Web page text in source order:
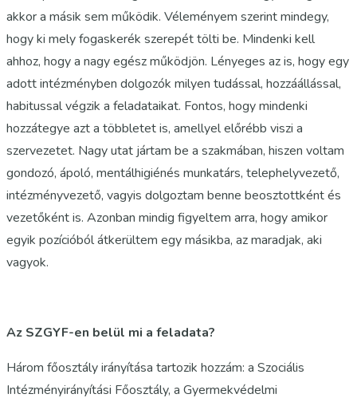
akkor a másik sem működik. Véleményem szerint mindegy,
hogy ki mely fogaskerék szerepét tölti be. Mindenki kell
ahhoz, hogy a nagy egész működjön. Lényeges az is, hogy egy
adott intézményben dolgozók milyen tudással, hozzáállással,
habitussal végzik a feladataikat. Fontos, hogy mindenki
hozzátegye azt a többletet is, amellyel előrébb viszi a
szervezetet. Nagy utat jártam be a szakmában, hiszen voltam
gondozó, ápoló, mentálhigiénés munkatárs, telephelyvezető,
intézményvezető, vagyis dolgoztam benne beosztottként és
vezetőként is. Azonban mindig figyeltem arra, hogy amikor
egyik pozícióból átkerültem egy másikba, az maradjak, aki
vagyok.
Az SZGYF-en belül mi a feladata?
Három főosztály irányítása tartozik hozzám: a Szociális
Intézményirányítási Főosztály, a Gyermekvédelmi